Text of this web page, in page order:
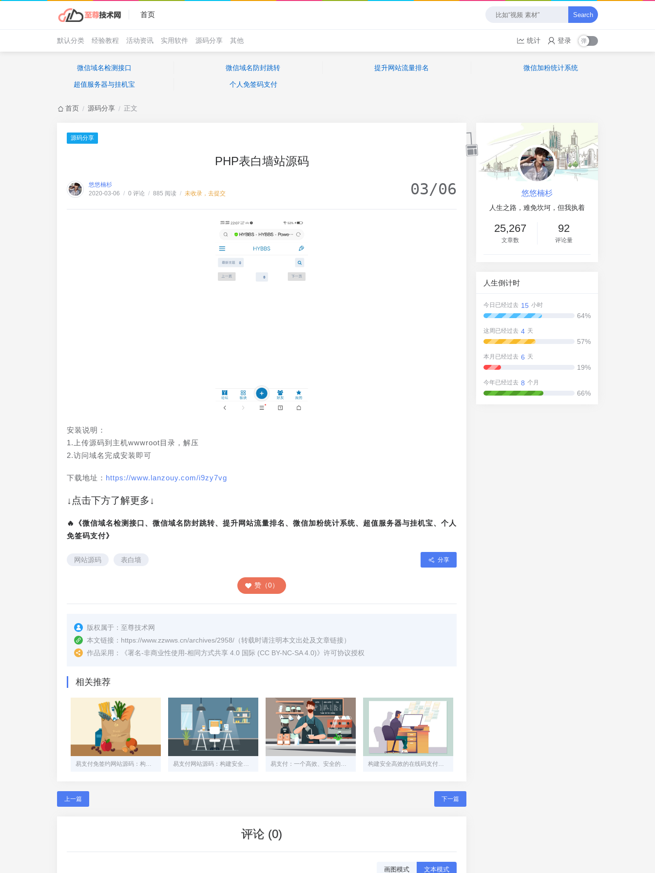
首页 Search
默认分类 经验教程 活动资讯 实用软件 源码分享 其他 统计 登录
微信域名检测接口 微信域名防封跳转 提升网站流量排名 微信加粉统计系统
超值服务器与挂机宝 个人免签码支付
首页 / 源码分享 / 正文
源码分享
PHP表白墙站源码
悠悠楠杉
2020-03-06 / 0 评论 / 885 阅读 / 未收录，去提交 03/06
安装说明：
1.上传源码到主机wwwroot目录，解压
2.访问域名完成安装即可
下载地址： https://www.lanzouy.com/i9zy7vg
↓点击下方了解更多↓
🔥《微信域名检测接口、微信域名防封跳转、提升网站流量排名、微信加粉统计系统、超值服务器与挂机宝、个人
免签码支付》
网站源码 表白墙 分享
赞（0）
版权属于： 至尊技术网
本文链接： https://www.zzwws.cn/archives/2958/ （转载时请注明本文出处及文章链接）
作品采用：
《署名-非商业性使用-相同方式共享 4.0 国际 (CC BY-NC-SA 4.0)》许可协议授权
相关推荐
易支付免签约网站源码：构建安全高效的在线支付平台 易支付网站源码：构建安全、高效的在线支付解决方案 易支付：一个高效、安全的在线支付系统解决方案 构建安全高效的在线码支付平台：从零到一的技术指南
上一篇 下一篇
评论 (0)
画图模式 文本模式
悠悠楠杉
人生之路，难免坎坷，但我执着
25,267
文章数
92
评论量
人生倒计时
今日已经过去 15 小时
64%
这周已经过去 4 天
57%
本月已经过去 6 天
19%
今年已经过去 8 个月
66%